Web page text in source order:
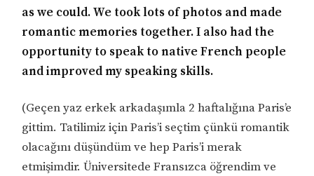
as we could. We took lots of photos and made
romantic memories together. I also had the
opportunity to speak to native French people
and improved my speaking skills.
(Geçen yaz erkek arkadaşımla 2 haftalığına Paris’e
gittim. Tatilimiz için Paris’i seçtim çünkü romantik
olacağını düşündüm ve hep Paris’i merak
etmişimdir. Üniversitede Fransızca öğrendim ve